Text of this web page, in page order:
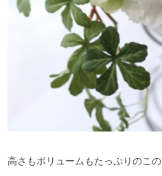
高さもボリュームもたっぷりのこの